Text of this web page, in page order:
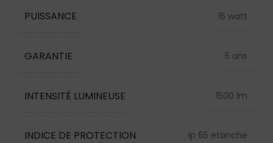
PUISSANCE 15 watt
GARANTIE 5 ans
INTENSITÉ LUMINEUSE 1500 lm
INDICE DE PROTECTION ip 65 etanche